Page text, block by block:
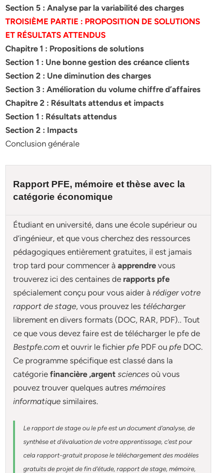
Section 5 : Analyse par la variabilité des charges
TROISIÈME PARTIE : PROPOSITION DE SOLUTIONS
ET RÉSULTATSATTENDUS
Chapitre 1 : Propositions de solutions
Section 1 : Une bonne gestion des créance clients
Section 2 : Une diminution des charges
Section 3 : Amélioration du volume chiffre d’affaires
Chapitre 2 : Résultats attendus et impacts
Section 1 : Résultats attendus
Section 2 : Impacts
Conclusion générale
Rapport PFE, mémoire etthèse avec la
catégorie économique
Étudiant en université, dans une école supérieur ou
d’ingénieur, et que vous cherchez des ressources
pédagogiques entièrement gratuites, il est jamais
trop tard pour commencer àapprendre vous
trouverez ici des centaines de rapports pfe
spécialement conçu pourvous aider àrédiger votre
rapport de stage, vous prouvez les télécharger
librement en divers formats (DOC, RAR, PDF).. Tout
ce que vous devez faire est de télécharger le pfe de
Bestpfe.com et ouvrir le fichierpfe PDF oupfe DOC.
Ce programme spécifique est classé dans la
catégorie financière ,argentsciencesoù vous
pouvez trouver quelques autresmémoires
informatique similaires.
Le rapport de stage ou le pfe est un document d’analyse, de
synthèse et d’évaluation de votre apprentissage, c’est pour
cela rapport-gratuitpropose le téléchargement des modèles
gratuits de projet de fin d’étude, rapport de stage, mémoire,